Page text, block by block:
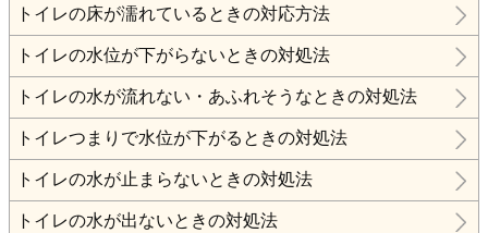
トイレの床が濡れているときの対応方法
トイレの水位が下がらないときの対処法
トイレの水が流れない・あふれそうなときの対処法
トイレつまりで水位が下がるときの対処法
トイレの水が止まらないときの対処法
トイレの水が出ないときの対処法